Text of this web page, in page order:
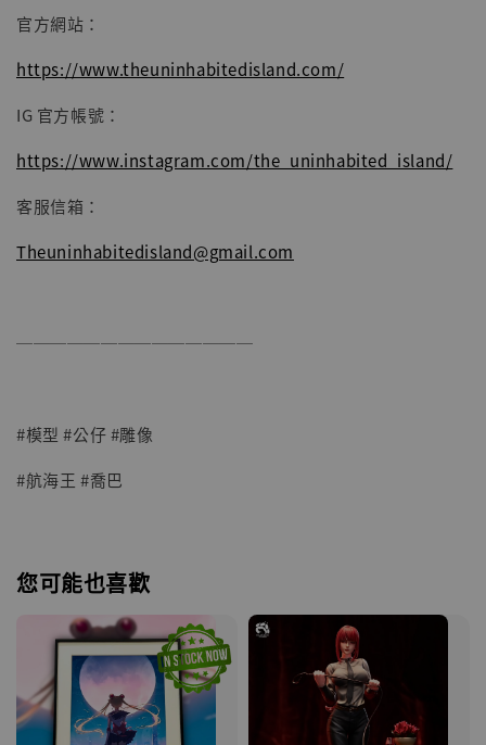
官方網站：
https://www.theuninhabitedisland.com/
IG 官方帳號：
https://www.instagram.com/the_uninhabited_island/
客服信箱：
Theuninhabitedisland@gmail.com
──────────────
#模型 #公仔 #雕像
#航海王 #喬巴
您可能也喜歡